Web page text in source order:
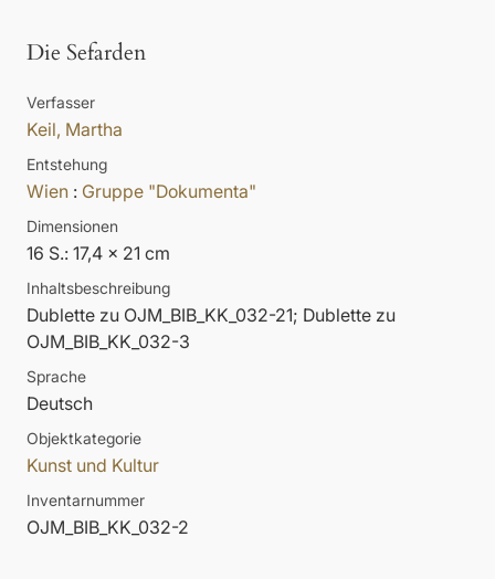
Die Sefarden
Verfasser
Keil, Martha
Entstehung
Wien : Gruppe "Dokumenta"
Dimensionen
16 S.: 17,4 x 21 cm
Inhaltsbeschreibung
Dublette zu OJM_BIB_KK_032-21; Dublette zu
OJM_BIB_KK_032-3
Sprache
Deutsch
Objektkategorie
Kunst und Kultur
Inventarnummer
OJM_BIB_KK_032-2